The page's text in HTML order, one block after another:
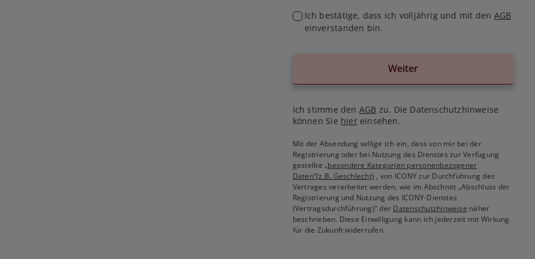
Ich bestätige, dass ich volljährig und mit den AGB
einverstanden bin.
Weiter
Ich stimme den AGB zu. Die Datenschutzhinweise
können Sie hiereinsehen.
Mit der Absendung willige ich ein, dass von mir bei der
Registrierung oder bei Nutzung des Dienstes zur Verfügung
gestellte„besondere Kategorien personenbezogener
Daten“(z.B. Geschlecht) , von ICONY zur Durchführung des
Vertrages verarbeitet werden, wie im Abschnitt „Abschluss der
Registrierung und Nutzung des ICONY-Dienstes
(Vertragsdurchführung)“ der Datenschutzhinweise näher
beschrieben. Diese Einwilligung kann ich jederzeit mit Wirkung
für die Zukunft widerrufen.